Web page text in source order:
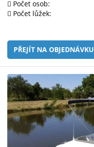
Počet osob:
Počet lůžek:
PŘEJÍT NA OBJEDNÁVKU